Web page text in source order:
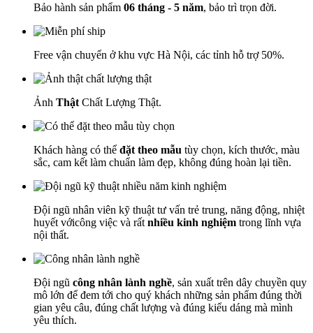
Bảo hành sản phẩm 06 tháng - 5 năm, bảo trì trọn đời.
Free vận chuyển ở khu vực Hà Nội, các tỉnh hỗ trợ 50%.
Ảnh Thật Chất Lượng Thật.
Khách hàng có thể đặt theo mẫu tùy chọn, kích thước, màu
sắc, cam kết làm chuẩn làm đẹp, không đúng hoàn lại tiền.
Đội ngũ nhân viên kỹ thuật tư vấn trẻ trung, năng động, nhiệt
huyết vớicông việc và rất nhiều kinh nghiệm trong lĩnh vựa
nội thất.
Đội ngũ công nhân lành nghề, sản xuất trên dây chuyền quy
mô lớn để đem tới cho quý khách những sản phẩm đúng thời
gian yêu câu, đúng chất lượng và đúng kiểu dáng mà mình
yêu thích.